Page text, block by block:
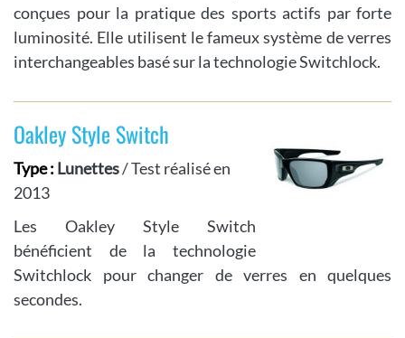
conçues pour la pratique des sports actifs par forte
luminosité. Elle utilisent le fameux système de verres
interchangeables basé sur la technologie Switchlock.
Oakley Style Switch
Type : Lunettes/ Test réalisé en
2013
Les Oakley Style Switch
bénéficient de la technologie
Switchlock pour changer de verres en quelques
secondes.